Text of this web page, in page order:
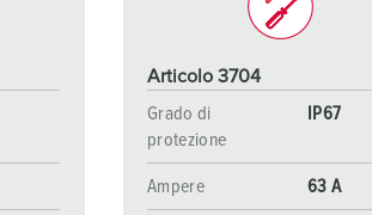
Articolo 3704
Grado di
protezione
IP67
Ampere 63 A